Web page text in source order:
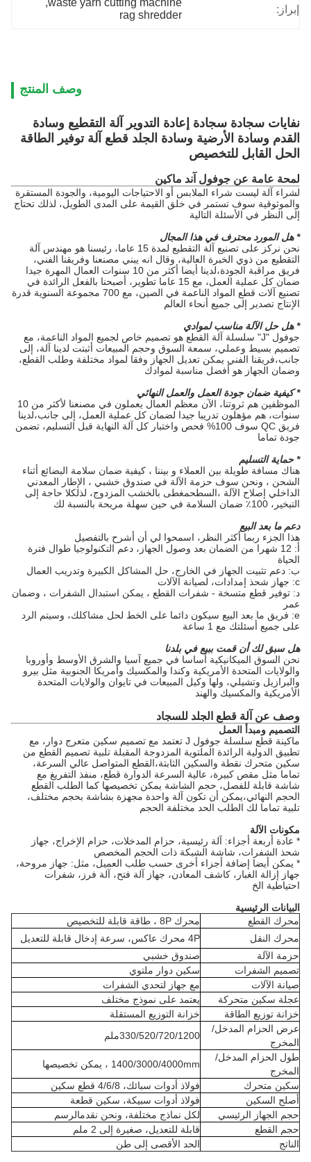
إبراز:
waste yarn cutting machine
,
rag shredder
وصف المنتج
نفايات سجادة سجادة إعادة التدوير آلة التقطيع وسادة
القدم وسادة الأرضية وسادة الجلد قطع آلة توفير الطاقة
الحل القابل للتخصيص
لمحة عامة عن جوفول آند ماكين
لشراء آلة ليست شراء الملابس أو الاحتياجات اليومية، والجودة المستقرة
والموثوقية سوف تستمر في خلق القيمة على المدى الطويل، لذلك تحتاج
إلى النظر في الأسئلة التالية
* هل المورد محترف في هذا المجال
نحن نركز على تصنيع آلة التقطيع لمدة 15 عاما، رئيسنا هو مهندس آلة
التقطيع من ذوي الخبرة العالية، وقال انه يبني مصنعنا وفريقنا الفني،
فريق مراقبة الجودة،لدينا أيضا أكثر من 10 سنوات العمال المهرة جيدا
ضمان كل عملية العمل، مع 15 عاما تطوير، أصبحنا بالفعل الرائدة في
تصنيع آلات قطع المواد الناعمة في الصين، مع 700 مجموعة السنوية قدرة
الإنتاج تصدير إلى جميع أنحاء العالم
* هل حل الآلة مناسب لموادي
جوفول "J" سلسلة آلة القطع هو تصميم خاص لجميع المواد الناعمة، مع
تصميم بسيط وعملي، سمعة السوق وحجم المبيعات أثبتت لدينا آلة، إلى
جانب،فريقنا الفني يمكن تعديل الجهاز وفقا لمواد مختلفة وطلب القطع،
وضمان الجهاز هو أفضل مناسبة لموادك
* كيفية ضمان جودة العمل والعمل النهائي
الموظفين هم ثروتنا، الآن معظم العمال يعملون في مصنعنا لأكثر من 10
سنوات، هم مؤهلون تدريبا جيدا لضمان كل عملية العمل، إلى جانب،لدينا
فريق QC سوف 100% فحص واختبار كل آلة النهاية قبل التسليم، تضمن
جودة تماما
* حماية التسليم
هناك مسافة طويلة بين العملاء و بيننا ، كيفية ضمان سلامة البضائع أثناء
الشحن ، ونحن سوف حزمة الآلة في صندوق خشبي ، الإطار المعدني
الداخلي إصلاح الآلة ،السطحمغطى بالخشب المزدوج، لذلكلا حاجة إلى
التبخير، 100٪ ضمان السلامة في حين سهلة مريحة بالنسبة لك
دعم ما بعد البيع
هذا الجزء ربما أكثر النظر، اسمحوا لي أن أشرح بالتفصيل
أ: 12 شهرا من الضمان بعد وصول الجهاز، دعم التكنولوجيا طوال فترة
الحياة
ب: دعم تثبيت الجهاز في الخارج، حل المشاكل الكبيرة وتدريب العمال
c: جهاز شحذ إمدادات، لصيانة الآلات
د: توفير قطع متسخة - شفرات القطع ، يمكن استبدال الشفرات ، وضمان
عمر
e: فريق ما بعد البيع سيكون دائما على الخط لحل مشاكلك، وسيتم الرد
على جميع أسئلتك مع 1 ساعة
هل سبق لك أن قمت ببيع في بلدنا
نحن السوق الميكانيكية أساسا في جميع آسيا والشرق الأوسط وأوروبا
والولايات المتحدة الأمريكية وكندا والمكسيك وأمريكا الجنوبية مثل بيرو
والبرازيل وتشيلي، ولها وكيل المبيعات في تايوان والولايات المتحدة
الأمريكية والمكسيك والهند
وصف عن آلة قطع الجلد للسجاد
التصميم ومبدأ العمل
ماكينة قطع سلسلة جوفول J تعتمد مع تصميم سكين متعرج دوار، مع
تطبيق الدولية الرائدة الملتوية المزدوجة المقبلة تلبية تصميم القطع من
سكين متحرك نقطة والسكين الثابتة،القطع المتواصل عالي السرعة،
تماما مثل مقص كبيرة، عالية السرعة الدوارة قطع، منفذ التفريغ مع
شاشة قابلة للفصل، حجم الشاشة يمكن تخصيصها كما الطلب القطع
الحجم النهائي،يمكن أن تكون آلة واحدة مجهزة بشاشة بحجم مختلف،
تلبية تماما لك الطلب الحد مختلفة الحجم
مكونات الآلة
* عادة أربعة أجزاء: آلة رئيسية، حزام المدخلات، حزام الإخراج، جهاز
شحذ الشفرات، شاشة الشبكة ذات الحجم المخصص
* يمكن أيضا إضافة أجزاء أخرى حسب طلب العميل، مثل: جهاز مروحة،
جهاز إزالة الغبار، كاشف المعادن، جهاز آلة فتح، آلة فرز، شفرات
احتياطية الخ
البيانات الرئيسية
محرك القطع
محرك 8P ، طاقة قابلة للتخصيص
محرك النقل
4P محرك عاكس، سرعة إدخال قابلة للتعديل
حزمة الآلة
صندوق خشبي
تصميم الشفرات
سكين دوار ملتوي
صيانة الآلات
مع جهاز لتحدي الشفرات
عجلة سكين متحركة
يعتمد على نموذج مختلف
خزانة توزيع الطاقة
خزانة التوزيع المستقلة
عرض الحزام المدخل/
المخرج
330/520/720/1200ملم
طول الحزام المدخل/
المخرج
1400/3000/4000mm ، يمكن تخصيصها
سكين متحرك
فولاذ أدوات سبائك، 4/6/8 قطع سكين
أصلح السكين
فولاذ أدوات سبيكة، سكين قطعة
حجم الجهاز الرئيسي
لكل نماذج مختلفة، ونحن نقدمالرسم
حجم القطع
قابلة للتعديل، صغيرة إلى 2 ملم
الناتج
الحد الأقصى إلى طن